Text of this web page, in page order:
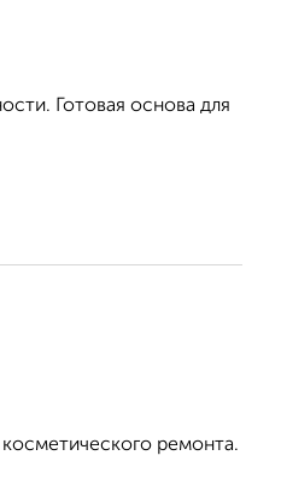
Готовая основа для
ремонта.